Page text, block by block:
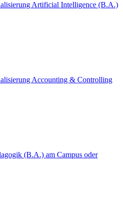
Artificial Intelligence (B.A.)
Accounting & Controlling
(B.A.) am Campus oder